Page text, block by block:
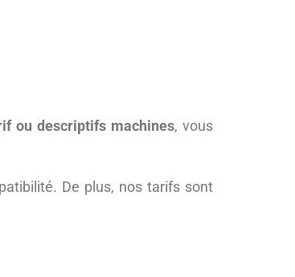
ou descriptifs machines, vous
De plus, nos tarifs sont